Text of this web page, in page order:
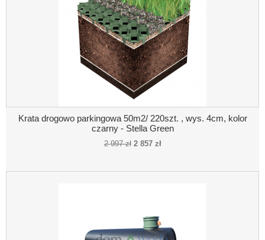
Krata drogowo parkingowa 50m2/ 220szt. , wys. 4cm, kolor
czarny - Stella Green
2 997 zł 2 857 zł